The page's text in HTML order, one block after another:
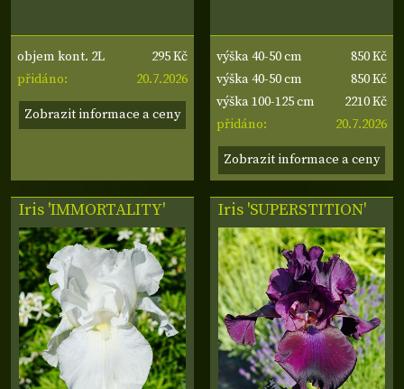
objem kont. 2L
295 Kč
přidáno:
20.7.2026
Zobrazit informace a ceny
výška 40-50 cm
850 Kč
výška 40-50 cm
850 Kč
výška 100-125 cm
2210 Kč
přidáno:
20.7.2026
Zobrazit informace a ceny
Iris 'IMMORTALITY' Iris 'SUPERSTITION'